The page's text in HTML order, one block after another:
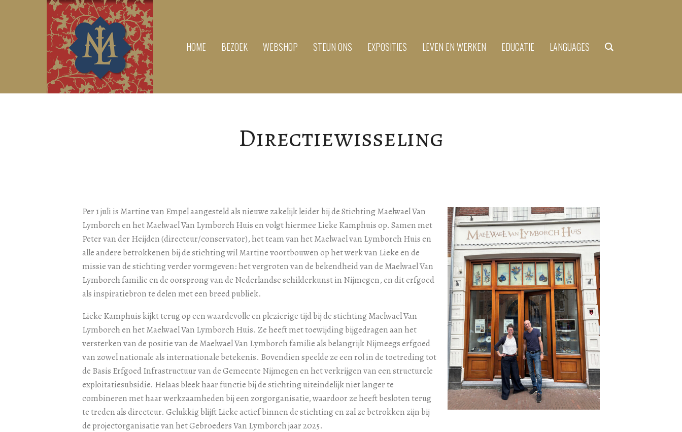
HOME BEZOEK WEBSHOP STEUN ONS EXPOSITIES LEVEN EN WERKEN EDUCATIE LANGUAGES
Directiewisseling
Per 1 juli is Martine van Empel aangesteld als nieuwe zakelijk leider bij de Stichting Maelwael Van
Lymborch en het Maelwael Van Lymborch Huis en volgt hiermee Lieke Kamphuis op. Samen met
Peter van der Heijden (directeur/conservator), het team van het Maelwael van Lymborch Huis en
alle andere betrokkenen bij de stichting wil Martine voortbouwen op het werk van Lieke en de
missie van de stichting verder vormgeven: het vergroten van de bekendheid van de Maelwael Van
Lymborch familie en de oorsprong van de Nederlandse schilderkunst in Nijmegen, en dit erfgoed
als inspiratiebron te delen met een breed publiek.
Lieke Kamphuis kijkt terug op een waardevolle en plezierige tijd bij de stichting Maelwael Van
Lymborch en het Maelwael Van Lymborch Huis. Ze heeft met toewijding bijgedragen aan het
versterken van de positie van de Maelwael Van Lymborch familie als belangrijk Nijmeegs erfgoed
van zowel nationale als internationale betekenis. Bovendien speelde ze een rol in de toetreding tot
de Basis Erfgoed Infrastructuur van de Gemeente Nijmegen en het verkrijgen van een structurele
exploitatiesubsidie. Helaas bleek haar functie bij de stichting uiteindelijk niet langer te
combineren met haar werkzaamheden bij een zorgorganisatie, waardoor ze heeft besloten terug
te treden als directeur. Gelukkig blijft Lieke actief binnen de stichting en zal ze betrokken zijn bij
de projectorganisatie van het Gebroeders Van Lymborch jaar 2025.